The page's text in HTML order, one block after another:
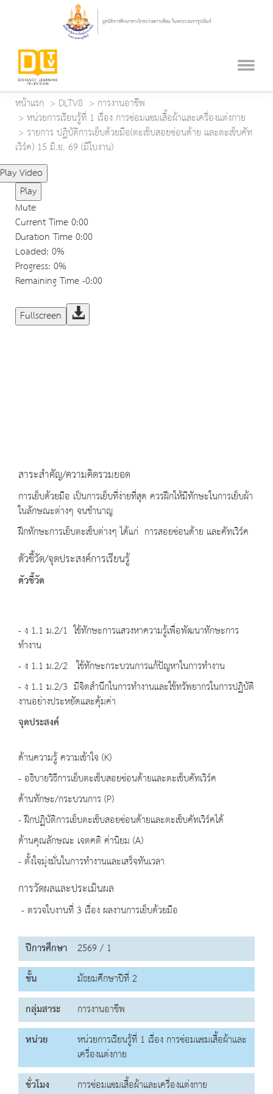
หน้าแรก DLTV8
การงานอาชีพ
หน่วยการเรียนรู้ที่ 1 เรื่อง การซ่อมแซมเสื้อผ้าและเครื่องแต่งกาย
รายการ ปฏิบัติการเย็บด้วยมือ(ตะเข็บสอยซ่อนด้าย และตะเข็บคัท
เวิร์ค) 15 มิ.ย. 69 (มีใบงาน)
Play Video
Play
Mute
Current Time0:00
Duration Time0:00
Loaded: 0%
Progress: 0%
Remaining Time-0:00
Fullscreen
สาระสำคัญ/ความคิดรวมยอด
การเย็บด้วยมือ เป็นการเย็บที่ง่ายที่สุด ควรฝึกให้มีทักษะในการเย็บผ้า
ในลักษณะต่างๆ จนชำนาญ
ฝึกทักษะการเย็บตะเข็บต่างๆ ได้แก่ การสอยซ่อนด้าย และคัทเวิร์ค
ตัวชี้วัด/จุดประสงค์การเรียนรู้
ตัวชี้วัด
- ง 1.1 ม.2/1 ใช้ทักษะการแสวงหาความรู้เพื่อพัฒนาทักษะการ
ทำงาน
- ง 1.1 ม.2/2 ใช้ทักษะกระบวนการแก้ปัญหาในการทำงาน
- ง 1.1 ม.2/3 มีจิตสำนึกในการทำงานและใช้ทรัพยากรในการปฏิบัติ
งานอย่างประหยัดและคุ้มค่า
จุดประสงค์
ด้านความรู้ ความเข้าใจ (K)
- อธิบายวิธีการเย็บตะเข็บสอยซ่อนด้ายและตะเข็บคัทเวิร์ค
ด้านทักษะ/กระบวนการ (P)
- ฝึกปฏิบัติการเย็บตะเข็บสอยซ่อนด้ายและตะเข็บคัทเวิร์คได้
ด้านคุณลักษณะ เจตคติ ค่านิยม (A)
- ตั้งใจมุ่งมั่นในการทำงานและเสร็จทันเวลา
การวัดผลและประเมินผล
- ตรวจใบงานที่ 3 เรื่อง ผลงานการเย็บด้วยมือ
ปีการศึกษา 2569 / 1
ชั้น
มัธยมศึกษาปีที่ 2
กลุ่มสาระ
การงานอาชีพ
หน่วย
หน่วยการเรียนรู้ที่ 1 เรื่อง การซ่อมแซมเสื้อผ้าและ
เครื่องแต่งกาย
ชั่วโมง
การซ่อมแซมเสื้อผ้าและเครื่องแต่งกาย